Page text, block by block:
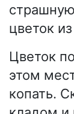
цветок
Цветок
этом
копать.